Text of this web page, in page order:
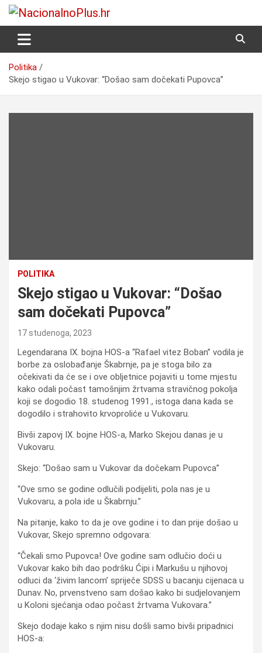
Skip
NacionalnoPlus.hr
Nacija želi znati više
Politika
Skejo stigao u Vukovar: “Došao sam dočekati Pupovca”
POLITIKA
Skejo stigao u Vukovar: “Došao
sam dočekati Pupovca”
17 studenoga, 2023
Legendarana IX. bojna HOS-a “Rafael vitez Boban” vodila je
borbe za oslobađanje Škabrnje, pa je stoga bilo za
očekivati da će se i ove obljetnice pojaviti u tome mjestu
kako odali počast tamošnjim žrtvama stravičnog pokolja
koji se dogodio 18. studenog 1991., istoga dana kada se
dogodilo i strahovito krvoproliće u Vukovaru.
Bivši zapovj IX. bojne HOS-a, Marko Skejou danas je u
Vukovaru.
Skejo: “Došao sam u Vukovar da dočekam Pupovca”
“Ove smo se godine odlučili podijeliti, pola nas je u
Vukovaru, a pola ide u Škabrnju.”
Na pitanje, kako to da je ove godine i to dan prije došao u
Vukovar, Skejo spremno odgovara:
“Čekali smo Pupovca! Ove godine sam odlučio doći u
Vukovar kako bih dao podršku Ćipi i Markušu u njihovoj
odluci da ‘živim lancom’ spriječe SDSS u bacanju cijenaca u
Dunav. No, prvenstveno sam došao kako bi sudjelovanjem
u Koloni sjećanja odao počast žrtvama Vukovara.”
Skejo dodaje kako s njim nisu došli samo bivši pripadnici
HOS-a: